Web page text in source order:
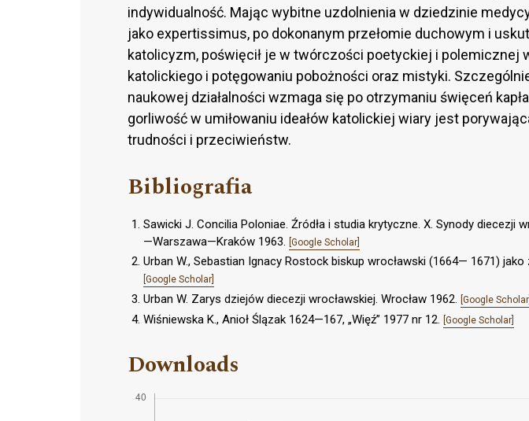
indywidualność. Mając wybitne uzdolnienia w dziedzinie
jako expertissimus, po dokonanym przełomie duchowym i
katolicyzm, poświęcił je w twórczości poetyckiej i polemicznej
katolickiego i potęgowaniu pobożności oraz mistyki.
naukowej działalności wzmaga się po otrzymaniu święceń
gorliwość w umiłowaniu ideałów katolickiej wiary jest
trudności i przeciwieństw.
Bibliografia
Sawicki J. Concilia Poloniae. Źródła i studia krytyczne. X. Synody diecezji
—Warszawa—Kraków 1963. [Google Scholar]
Urban W., Sebastian Ignacy Rostock biskup wrocławski (1664— 1671) jako
[Google Scholar]
Urban W. Zarys dziejów diecezji wrocławskiej. Wrocław 1962. [Google Scholar]
Wiśniewska K., Anioł Ślązak 1624—167, „Więź” 1977 nr 12. [Google Scholar]
Downloads